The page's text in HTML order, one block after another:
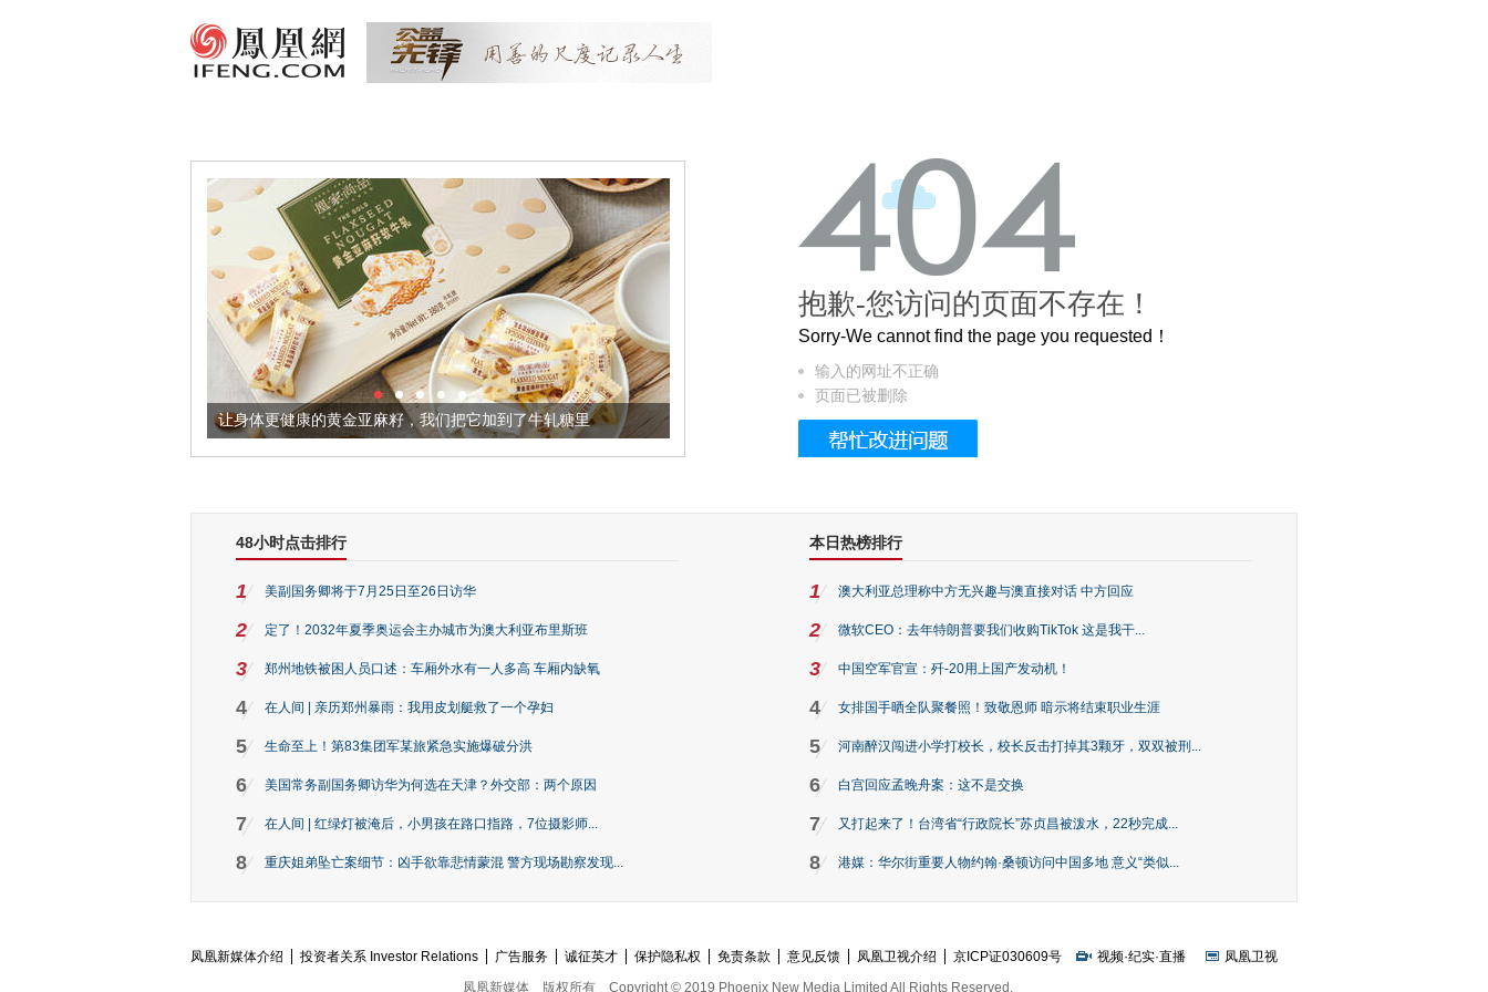
让身体更健康的黄金亚麻籽，我们把它加到了牛轧糖里 被列入佛家七宝的它到底有多美？
抱歉-您访问的页面不存在！
Sorry-We cannot find the page you requested！
输入的网址不正确
页面已被删除
48小时点击排行
1 美副国务卿将于7月25日至26日访华
2 定了！2032年夏季奥运会主办城市为澳大利亚布里斯班
3 郑州地铁被困人员口述：车厢外水有一人多高 车厢内缺氧
4 在人间 | 亲历郑州暴雨：我用皮划艇救了一个孕妇
5 生命至上！第83集团军某旅紧急实施爆破分洪
6 美国常务副国务卿访华为何选在天津？外交部：两个原因
7 在人间 | 红绿灯被淹后，小男孩在路口指路，7位摄影师...
8 重庆姐弟坠亡案细节：凶手欲靠悲情蒙混 警方现场勘察发现...
本日热榜排行
1 澳大利亚总理称中方无兴趣与澳直接对话 中方回应
2 微软CEO：去年特朗普要我们收购TikTok 这是我干...
3 中国空军官宣：歼-20用上国产发动机！
4 女排国手晒全队聚餐照！致敬恩师 暗示将结束职业生涯
5 河南醉汉闯进小学打校长，校长反击打掉其3颗牙，双双被刑...
6 白宫回应孟晚舟案：这不是交换
7 又打起来了！台湾省“行政院长”苏贞昌被泼水，22秒完成...
8 港媒：华尔街重要人物约翰·桑顿访问中国多地 意义“类似...
凤凰新媒体介绍 投资者关系 Investor Relations 广告服务 诚征英才 保护隐私权 免责条款 意见反馈 凤凰卫视介绍 京ICP证030609号 视频·纪实·直播
凤凰卫视
凤凰新媒体
版权所有 Copyright © 2019 Phoenix New Media Limited All Rights Reserved.